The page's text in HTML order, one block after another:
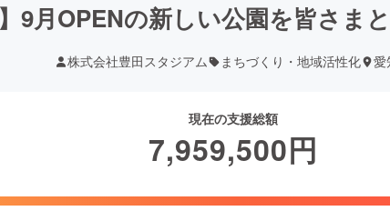
9月OPENの新しい公園を皆さま
株式会社豊田スタジアム まちづくり・地域活性化 愛
現在の支援総額
7,959,500円